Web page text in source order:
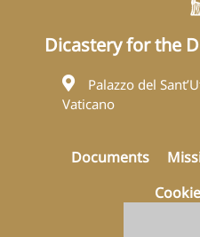
Dicastery for the
Palazzo del
Vaticano
Documents